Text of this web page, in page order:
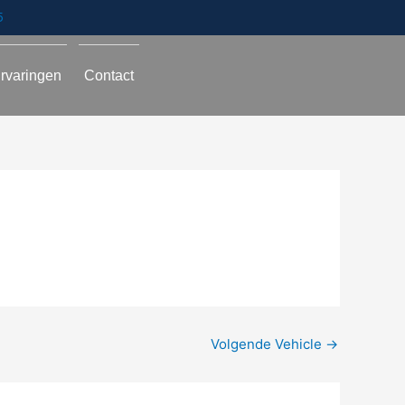
Contact
Volgende Vehicle →